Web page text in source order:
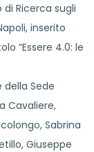
Ricerca sugli
inserito
“Essere 4.0: le
Sede
Cavaliere,
Sabrina
Giuseppe